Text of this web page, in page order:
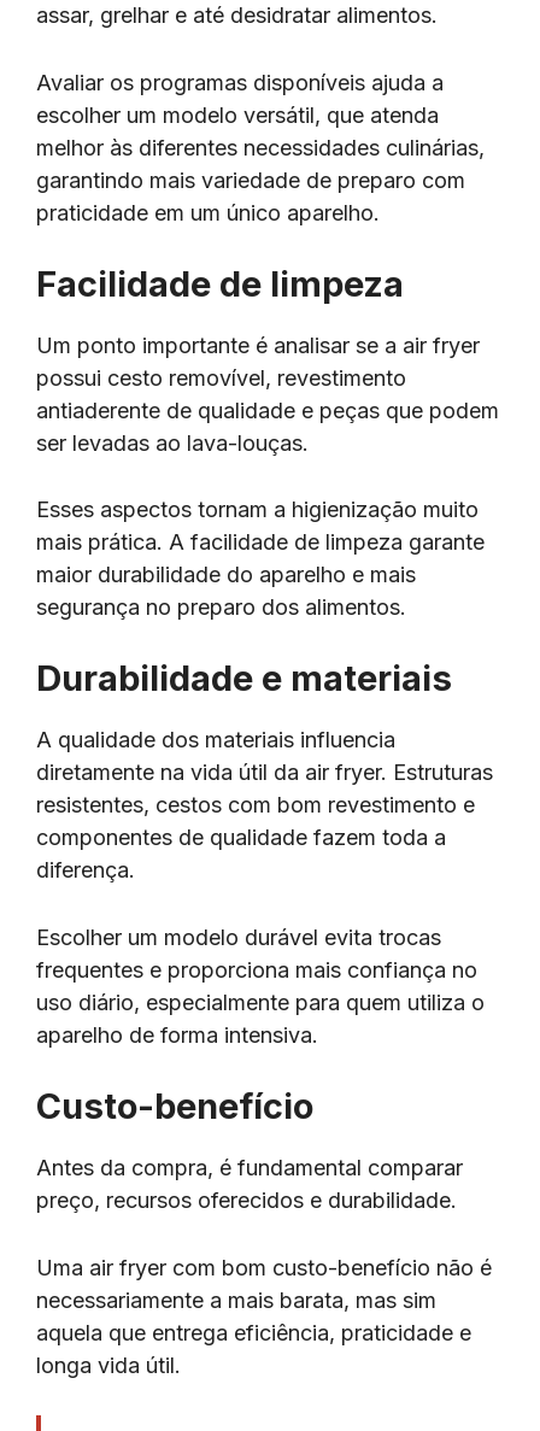
assar, grelhar e até desidratar alimentos.
Avaliar os programas disponíveis ajuda a
escolher um modelo versátil, que atenda
melhor às diferentes necessidades culinárias,
garantindo mais variedade de preparo com
praticidade em um único aparelho.
Facilidade de limpeza
Um ponto importante é analisar se a air fryer
possui cesto removível, revestimento
antiaderente de qualidade e peças que podem
ser levadas ao lava-louças.
Esses aspectos tornam a higienização muito
mais prática. A facilidade de limpeza garante
maior durabilidade do aparelho e mais
segurança no preparo dos alimentos.
Durabilidade e materiais
A qualidade dos materiais influencia
diretamente na vida útil da air fryer. Estruturas
resistentes, cestos com bom revestimento e
componentes de qualidade fazem toda a
diferença.
Escolher um modelo durável evita trocas
frequentes e proporciona mais confiança no
uso diário, especialmente para quem utiliza o
aparelho de forma intensiva.
Custo-benefício
Antes da compra, é fundamental comparar
preço, recursos oferecidos e durabilidade.
Uma air fryer com bom custo-benefício não é
necessariamente a mais barata, mas sim
aquela que entrega eficiência, praticidade e
longa vida útil.